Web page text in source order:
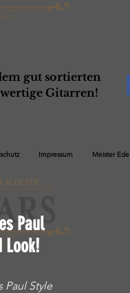
gut sortierten
Gitarren!
Impressum Meister Ede
Paul
Look!
Paul Style